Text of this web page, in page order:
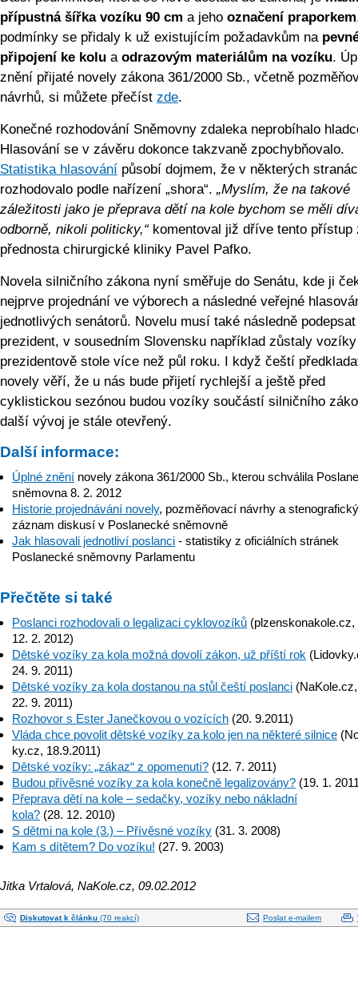
přípustná šířka vozíku 90 cm a jeho označení praporkem
podmínky se přidaly k už existujícím požadavkům na
připojení ke kolu a odrazovým materiálům na vozíku.
znění přijaté novely zákona 361/2000 Sb., včetně
návrhů, si můžete přečíst zde.
Konečné rozhodování Sněmovny zdaleka neprobíhalo
Hlasování se v závěru dokonce takzvaně zpochybňovalo.
Statistika hlasování působí dojmem, že v některých
rozhodovalo podle nařízení „shora“. „Myslím, že na takové
záležitosti jako je přeprava dětí na kole bychom se měli
odborně, nikoli politicky,“komentoval již dříve tento přístup
přednosta chirurgické kliniky Pavel Pafko.
Novela silničního zákona nyní směřuje do Senátu, kde ji
nejprve projednání ve výborech a následné veřejné
jednotlivých senátorů. Novelu musí také následně podepsat
prezident, v sousedním Slovensku například zůstaly
prezidentově stole více než půl roku. I když čeští
novely věří, že u nás bude přijetí rychlejší a ještě před
cyklistickou sezónou budou vozíky součástí silničního
další vývoj je stále otevřený.
Další informace:
Úplné znění novely zákona 361/2000 Sb., kterou schválila
sněmovna 8. 2. 2012
Historie projednávání novely, pozměňovací návrhy a stenografický
záznam diskusí v Poslanecké sněmovně
Jak hlasovali jednotliví poslanci - statistiky z oficiálních stránek
Poslanecké sněmovny Parlamentu
Přečtěte si také
Poslanci rozhodovali o legalizaci cyklovozíků (plzenskonakole.cz,
12. 2. 2012)
Dětské vozíky za kola možná dovolí zákon, už příští rok
24. 9. 2011)
Dětské vozíky za kola dostanou na stůl čeští poslanci (NaKo­le.cz,
22. 9. 2011)
Rozhovor s Ester Janečkovou o vozících (20­. 9.2011)
Vláda chce povolit dětské vozíky za kolo jen na některé silnice
ky.cz, 18.9.2011)
Dětské vozíky: „zákaz“ z opomenutí? (12­. 7. 2011)
Budou přívěsné vozíky za kola konečně legalizovány? (19­. 1.
Přeprava dětí na kole – sedačky, vozíky nebo nákladní
kola? (28. 12­. 2010)
S dětmi na kole (3.) – Přívěsné vozíky (31. 3­. 2008)
Kam s dítětem? Do vozíku! (27. 9­. 2003)
Jitka Vrtalová, NaKole.cz, 09.02.2012
Diskutovat k článku (70 reakcí) Poslat e-mailem